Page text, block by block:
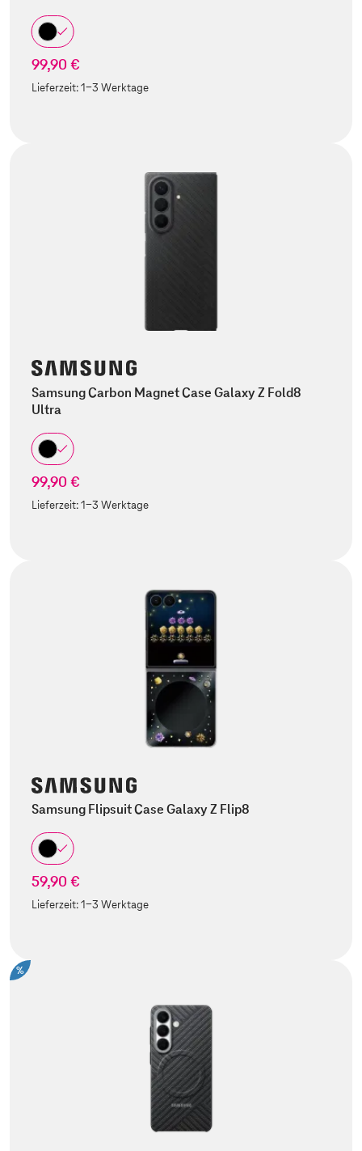
99,90 €
Lieferzeit:1-3 Werktage
Samsung Carbon Magnet Case Galaxy Z Fold8
Ultra
99,90 €
Lieferzeit:1-3 Werktage
Samsung Flipsuit Case Galaxy Z Flip8
59,90 €
Lieferzeit:1-3 Werktage
%